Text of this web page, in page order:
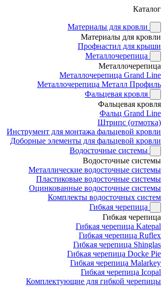
Каталог
Материалы для кровли
Материалы для кровли
Профнастил для крыши
Металлочерепица
Металлочерепица
Металлочерепица Grand Line
Металлочерепица Металл Профиль
Фальцевая кровля
Фальцевая кровля
Фальц Grand Line
Штрипс (отмотка)
Инструмент для монтажа фальцевой кровли
Доборные элементы для фальцевой кровли
Водосточные системы
Водосточные системы
Металлические водосточные системы
Пластиковые водосточные системы
Оцинкованные водосточные системы
Комплекты водосточных систем
Гибкая черепица
Гибкая черепица
Гибкая черепица Katepal
Гибкая черепица Ruflex
Гибкая черепица Shinglas
Гибкая черепица Docke Pie
Гибкая черепица Malarkey
Гибкая черепица Icopal
Комплектующие для гибкой черепицы